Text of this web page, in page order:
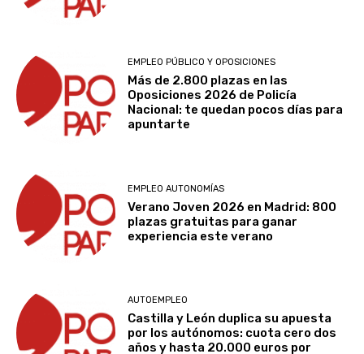
EMPLEO PÚBLICO Y OPOSICIONES
Más de 2.800 plazas en las
Oposiciones 2026 de Policía
Nacional: te quedan pocos días para
apuntarte
EMPLEO AUTONOMÍAS
Verano Joven 2026 en Madrid: 800
plazas gratuitas para ganar
experiencia este verano
AUTOEMPLEO
Castilla y León duplica su apuesta
por los autónomos: cuota cero dos
años y hasta 20.000 euros por